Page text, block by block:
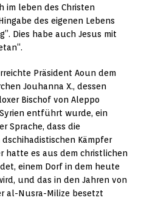
im leben des Christen
des eigenen Lebens
Dies habe auch Jesus mit
Präsident Aoun dem
Jouhanna X., dessen
Bischof von Aleppo
Syrien entführt wurde, ein
Sprache, dass die
dschihadistischen Kämpfer
hatte es aus dem christlichen
einem Dorf in dem heute
und das in den Jahren von
al-Nusra-Milize besetzt